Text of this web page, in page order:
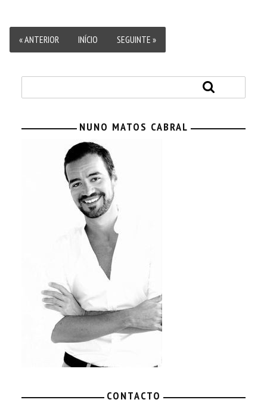
« ANTERIOR INÍCIO SEGUINTE »
NUNO MATOS CABRAL
CONTACTO